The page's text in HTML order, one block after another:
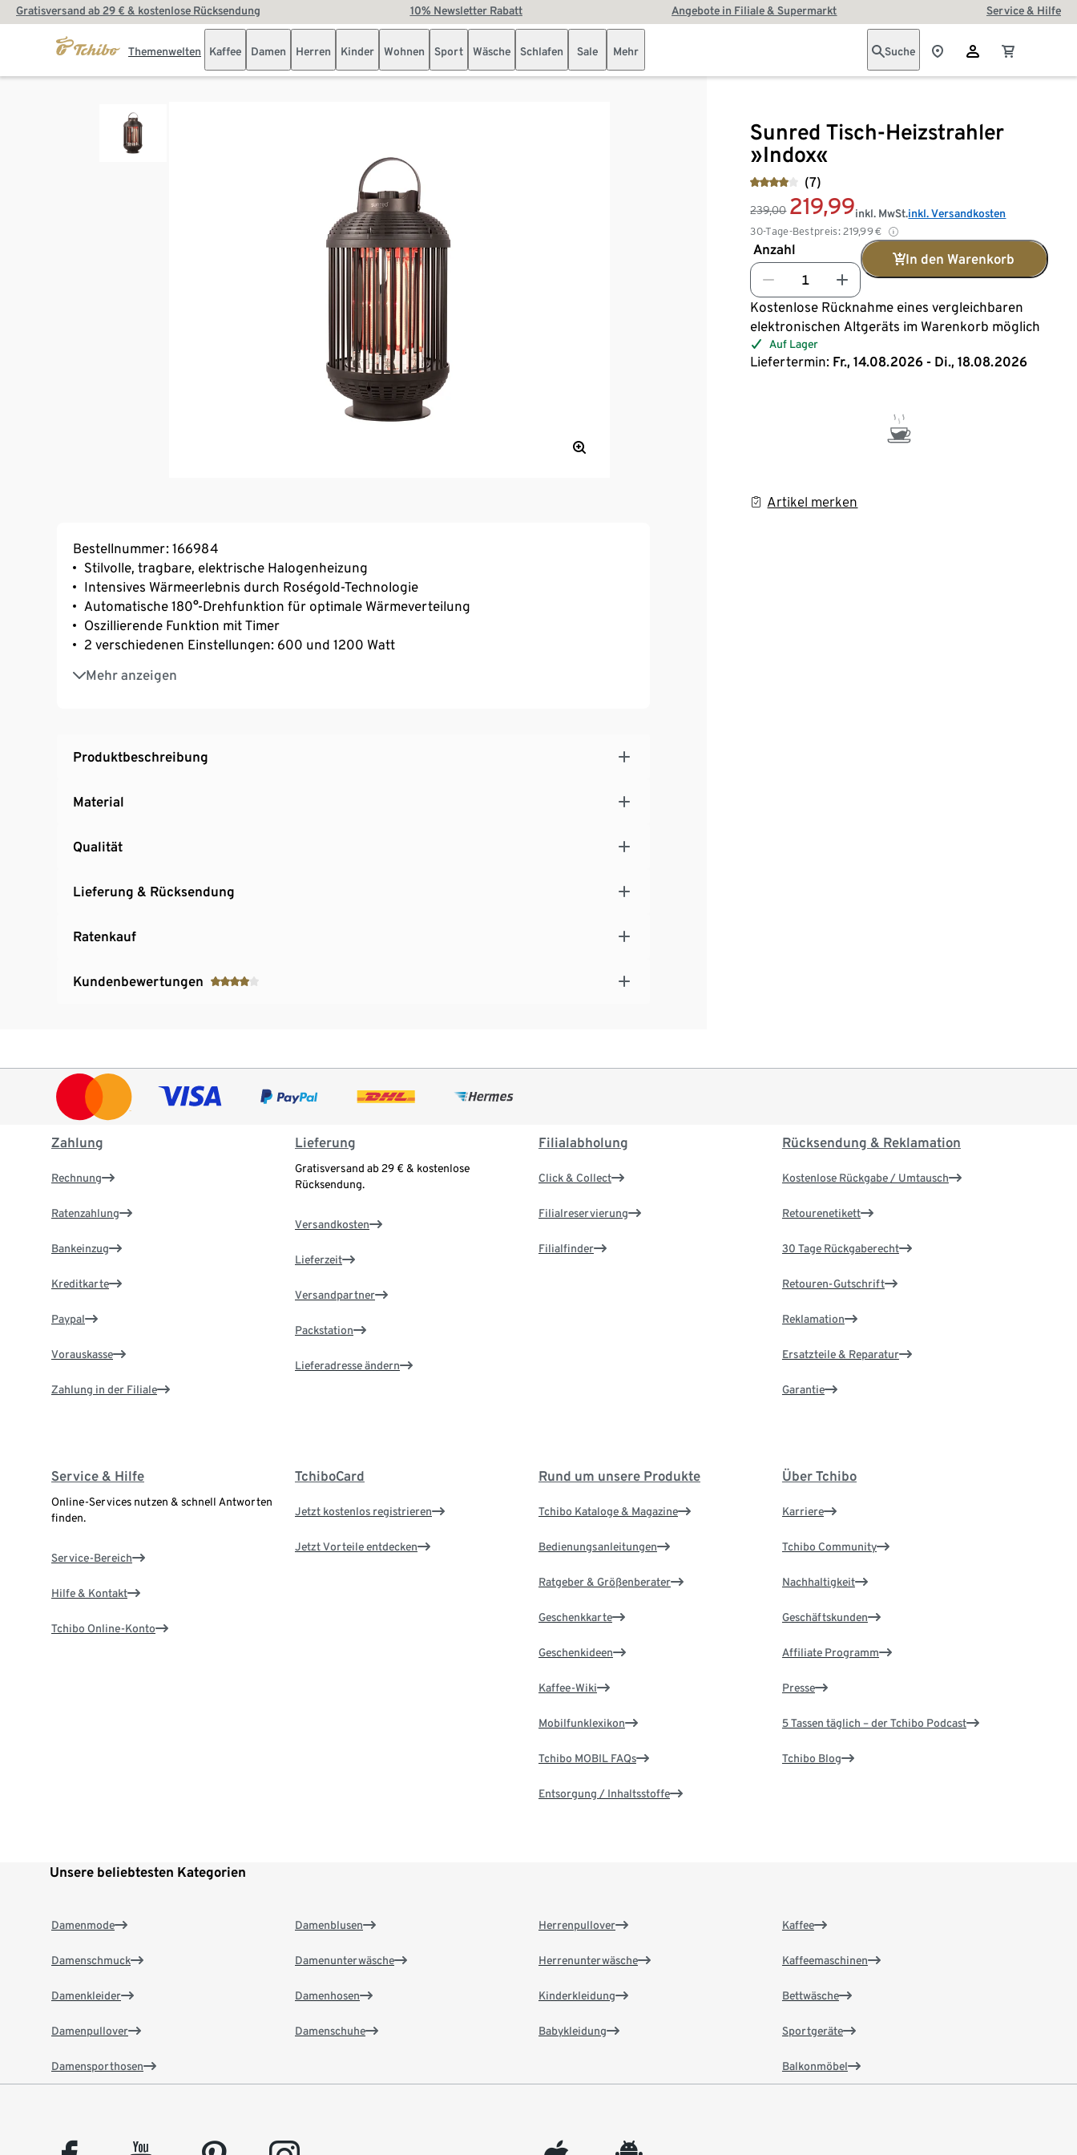
Gratisversand ab 29 € & kostenlose Rücksendung 10% Newsletter Rabatt Angebote in Filiale & Supermarkt Service & Hilfe
Themenwelten Kaffee Damen Herren Kinder Wohnen Sport Wäsche Schlafen Sale Mehr Suche
Sunred Tisch-Heizstrahler
»Indox«
(7)
239,00 219,99
30-Tage-Bestpreis: 219,99€
inkl. MwSt.inkl. Versandkosten
Anzahl
In den Warenkorb
Kostenlose Rücknahme eines vergleichbaren
elektronischen Altgeräts im Warenkorb möglich
Auf Lager
Liefertermin: Fr., 14.08.2026 - Di., 18.08.2026
Artikel merken
Bestellnummer: 166984
Stilvolle, tragbare, elektrische Halogenheizung
Intensives Wärmeerlebnis durch Roségold-Technologie
Automatische 180°-Drehfunktion für optimale Wärmeverteilung
Oszillierende Funktion mit Timer
2 verschiedenen Einstellungen: 600 und 1200 Watt
Mehr anzeigen
Beheizte Fläche von ca. 16 m²
Nur für den Außenbereich geeignet
Produktbeschreibung
Material
Qualität
Lieferung & Rücksendung
Ratenkauf
Kundenbewertungen
Zahlung
Rechnung
Ratenzahlung
Bankeinzug
Kreditkarte
Paypal
Vorauskasse
Zahlung in der Filiale
Lieferung
Gratisversand ab 29 € & kostenlose
Rücksendung.
Versandkosten
Lieferzeit
Versandpartner
Packstation
Lieferadresse ändern
Filialabholung
Click & Collect
Filialreservierung
Filialfinder
Rücksendung & Reklamation
Kostenlose Rückgabe / Umtausch
Retourenetikett
30 Tage Rückgaberecht
Retouren-Gutschrift
Reklamation
Ersatzteile & Reparatur
Garantie
Service & Hilfe
Online-Services nutzen & schnell Antworten
finden.
Service-Bereich
Hilfe & Kontakt
Tchibo Online-Konto
TchiboCard
Jetzt kostenlos registrieren
Jetzt Vorteile entdecken
Rund um unsere Produkte
Tchibo Kataloge & Magazine
Bedienungsanleitungen
Ratgeber & Größenberater
Geschenkkarte
Geschenkideen
Kaffee-Wiki
Mobilfunklexikon
Tchibo MOBIL FAQs
Entsorgung / Inhaltsstoffe
Über Tchibo
Karriere
Tchibo Community
Nachhaltigkeit
Geschäftskunden
Affiliate Programm
Presse
5 Tassen täglich – der Tchibo Podcast
Tchibo Blog
Unsere beliebtesten Kategorien
Damenmode
Damenschmuck
Damenkleider
Damenpullover
Damensporthosen
Damenblusen
Damenunterwäsche
Damenhosen
Damenschuhe
Herrenpullover
Herrenunterwäsche
Kinderkleidung
Babykleidung
Kaffee
Kaffeemaschinen
Bettwäsche
Sportgeräte
Balkonmöbel